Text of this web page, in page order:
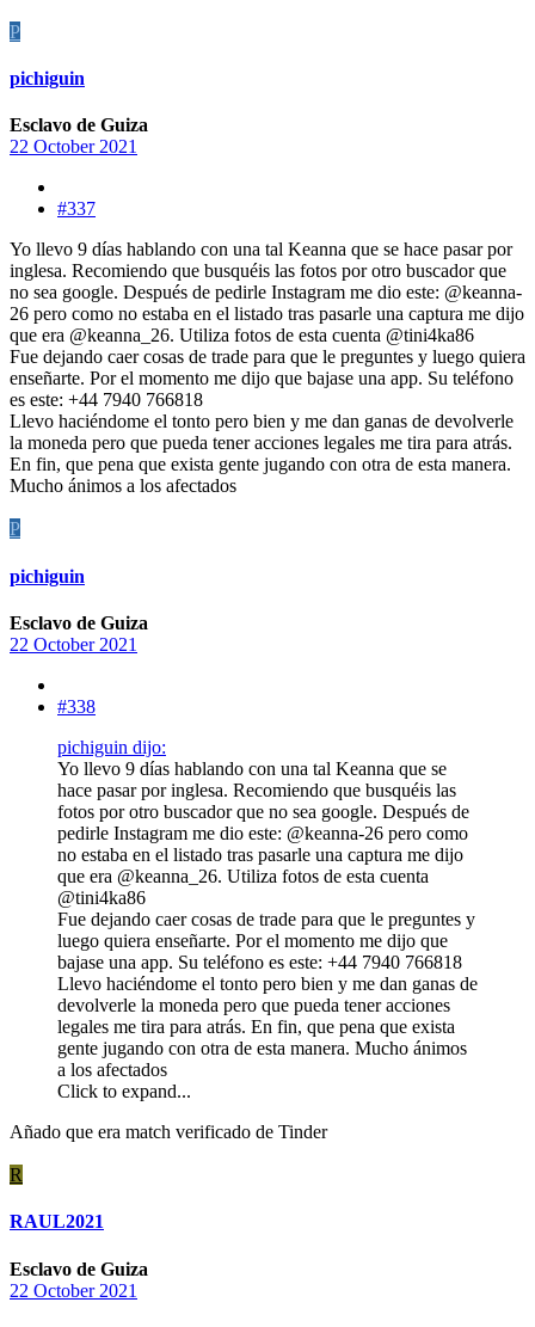
P
pichiguin
Esclavo de Guiza
22 October 2021
#337
Yo llevo 9 días hablando con una tal Keanna que se hace pasar por
inglesa. Recomiendo que busquéis las fotos por otro buscador que
no sea google. Después de pedirle Instagram me dio este: @keanna-
26 pero como no estaba en el listado tras pasarle una captura me dijo
que era @keanna_26. Utiliza fotos de esta cuenta @tini4ka86
Fue dejando caer cosas de trade para que le preguntes y luego quiera
enseñarte. Por el momento me dijo que bajase una app. Su teléfono
es este: +44 7940 766818
Llevo haciéndome el tonto pero bien y me dan ganas de devolverle
la moneda pero que pueda tener acciones legales me tira para atrás.
En fin, que pena que exista gente jugando con otra de esta manera.
Mucho ánimos a los afectados
P
pichiguin
Esclavo de Guiza
22 October 2021
#338
pichiguin dijo:
Yo llevo 9 días hablando con una tal Keanna que se
hace pasar por inglesa. Recomiendo que busquéis las
fotos por otro buscador que no sea google. Después de
pedirle Instagram me dio este: @keanna-26 pero como
no estaba en el listado tras pasarle una captura me dijo
que era @keanna_26. Utiliza fotos de esta cuenta
@tini4ka86
Fue dejando caer cosas de trade para que le preguntes y
luego quiera enseñarte. Por el momento me dijo que
bajase una app. Su teléfono es este: +44 7940 766818
Llevo haciéndome el tonto pero bien y me dan ganas de
devolverle la moneda pero que pueda tener acciones
legales me tira para atrás. En fin, que pena que exista
gente jugando con otra de esta manera. Mucho ánimos
a los afectados
Click to expand...
Añado que era match verificado de Tinder
R
RAUL2021
Esclavo de Guiza
22 October 2021